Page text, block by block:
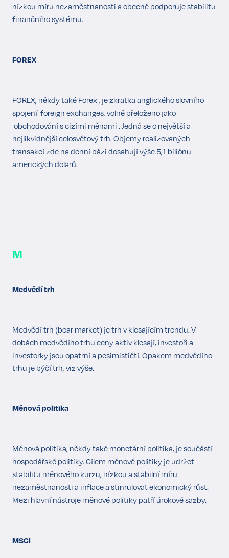
nízkou míru nezaměstnanosti a obecně podporuje stabilitu
finančního systému.
FOREX
FOREX, někdy také Forex , je zkratka anglického slovního
spojení foreign exchanges, volně přeloženo jako
obchodování s cizími měnami . Jedná se o největší a
nejlikvidnější celosvětový trh. Objemy realizovaných
transakcí zde na denní bázi dosahují výše 5,1 biliónu
amerických dolarů.
M
Medvědí trh
Medvědí trh (bear market) je trh v klesajícím trendu. V
dobách medvědího trhu ceny aktiv klesají, investoři a
investorky jsou opatrní a pesimističtí. Opakem medvědího
trhu je býčí trh,viz výše.
Měnová politika
Měnová politika, někdy také monetární politika, je součástí
hospodářské politiky. Cílem měnové politiky je udržet
stabilitu měnového kurzu, nízkou a stabilní míru
nezaměstnanosti a inflace a stimulovat ekonomický růst.
Mezi hlavní nástroje měnové politiky patří úrokové sazby.
MSCI